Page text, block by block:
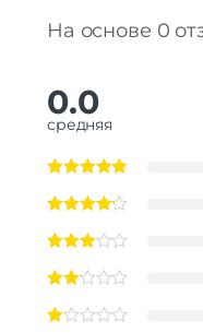
На основе 0
0.0
средняя